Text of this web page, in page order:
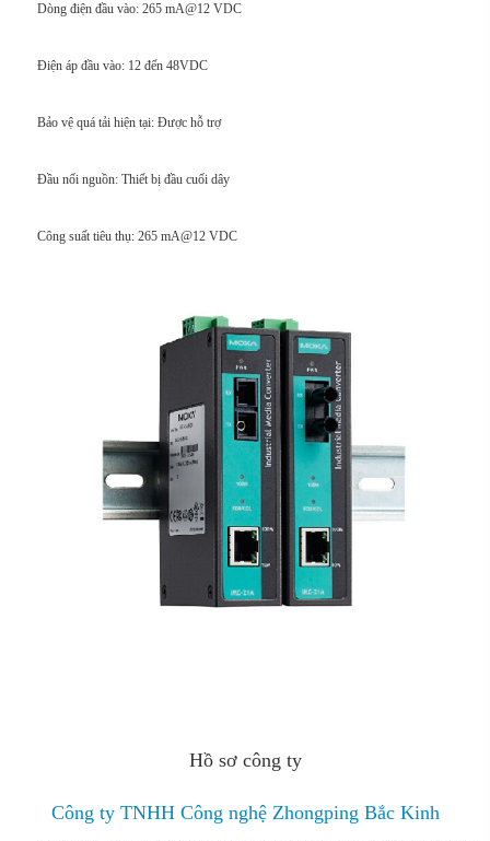
Dòng điện đầu vào: 265 mA@12 VDC
Điện áp đầu vào: 12 đến 48VDC
Bảo vệ quá tải hiện tại: Được hỗ trợ
Đầu nối nguồn: Thiết bị đầu cuối dây
Công suất tiêu thụ: 265 mA@12 VDC
Hồ sơ công ty
Công ty TNHH Công nghệ Zhongping Bắc Kinh